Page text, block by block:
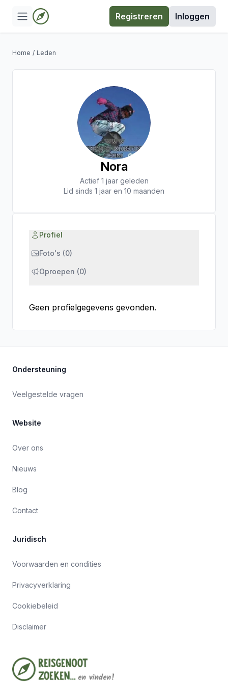
Registreren Inloggen
Home / Leden
Nora
Actief 1 jaar geleden
Lid sinds 1 jaar en 10 maanden
Profiel
Foto's (0)
Oproepen (0)
Geen profielgegevens gevonden.
Ondersteuning
Veelgestelde vragen
Website
Over ons
Nieuws
Blog
Contact
Juridisch
Voorwaarden en condities
Privacyverklaring
Cookiebeleid
Disclaimer